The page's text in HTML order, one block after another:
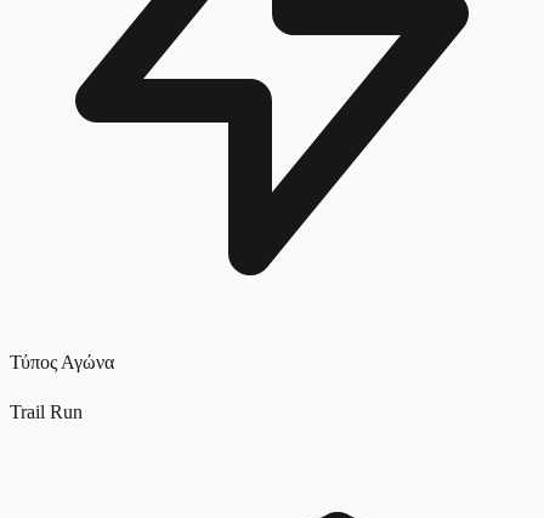
Τύπος Αγώνα
Trail Run